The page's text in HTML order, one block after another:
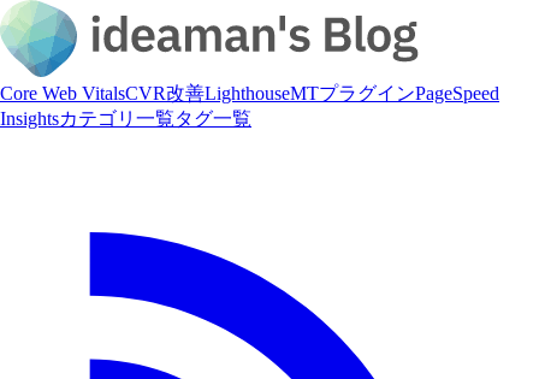
Core Web VitalsCVR改善LighthouseMTプラグインPageSpeed
Insightsカテゴリ一覧タグ一覧